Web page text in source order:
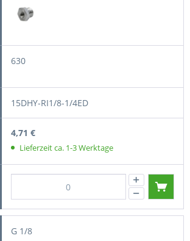
630
15DHY-RI1/8-1/4ED
4,71 €
Lieferzeit ca. 1-3 Werktage
G 1/8